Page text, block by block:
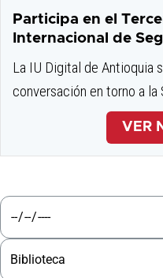
Participa en el
Internacional de
La IU Digital de Antioquia
conversación en torno a la
Trabajo. El 27 y 28 de
Bienestar desde las
de nueve países en...
VER